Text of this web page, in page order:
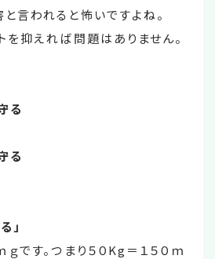
言われると怖いですよね。
を抑えれば問題はありません。
る
る
」
です。つまり５０Kg＝１５０ｍ